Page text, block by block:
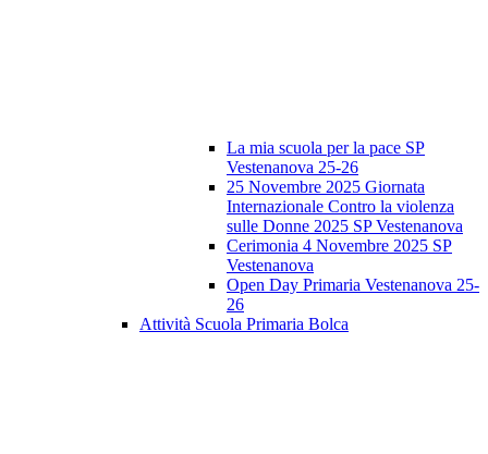
La mia scuola per la pace SP
Vestenanova 25-26
25 Novembre 2025 Giornata
Internazionale Contro la violenza
sulle Donne 2025 SP Vestenanova
Cerimonia 4 Novembre 2025 SP
Vestenanova
Open Day Primaria Vestenanova 25-
26
Attività Scuola Primaria Bolca